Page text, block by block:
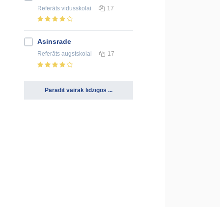
Referāts vidusskolai 17
Asinsrade
Referāts augstskolai 17
Parādīt vairāk līdzīgos ...